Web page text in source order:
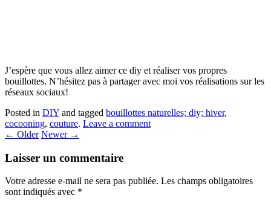
J’espère que vous allez aimer ce diy et réaliser vos propres
bouillottes. N’hésitez pas à partager avec moi vos réalisations sur les
réseaux sociaux!
Posted in DIY and tagged bouillottes naturelles; diy; hiver,
cocooning, couture. Leave a comment
← Older Newer →
Laisser un commentaire
Votre adresse e-mail ne sera pas publiée. Les champs obligatoires
sont indiqués avec *